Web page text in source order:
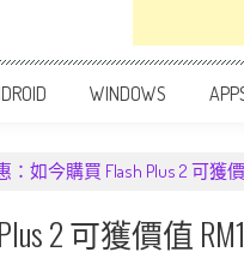
WINDOWS
：如今購買 Flash Plus 2 可獲
2 可獲價值